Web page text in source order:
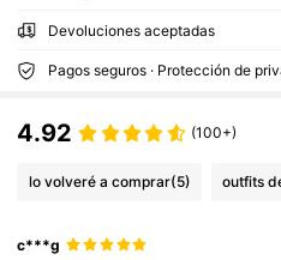
Devoluciones aceptadas
Pagos seguros · Protección de
4.92 (100+)
lo volveré a comprar(5) outfits
c***g